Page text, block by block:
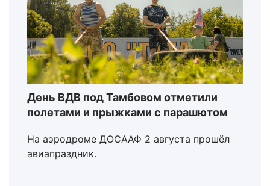
День ВДВ под Тамбовом отметили
полетами и прыжками с парашютом
На аэродроме ДОСААФ 2 августа прошёл
авиапраздник.